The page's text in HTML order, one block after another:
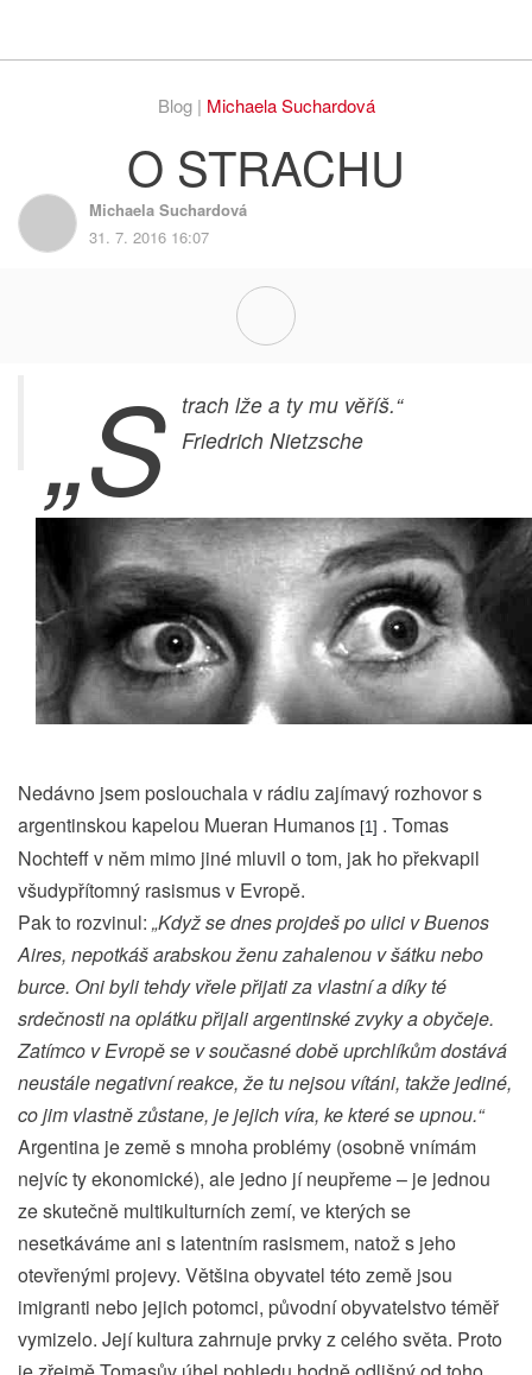
Blog | Michaela Suchardová
O STRACHU
Michaela Suchardová
31. 7. 2016 16:07
„S trach lže a ty mu věříš.“
Friedrich Nietzsche
Nedávno jsem poslouchala v rádiu zajímavý rozhovor s
argentinskou kapelou Mueran Humanos [1] . Tomas
Nochteff v něm mimo jiné mluvil o tom, jak ho překvapil
všudypřítomný rasismus v Evropě.
Pak to rozvinul: „Když se dnes projdeš po ulici v Buenos
Aires, nepotkáš arabskou ženu zahalenou v šátku nebo
burce. Oni byli tehdy vřele přijati za vlastní a díky té
srdečnosti na oplátku přijali argentinské zvyky a obyčeje.
Zatímco v Evropě se v současné době uprchlíkům dostává
neustále negativní reakce, že tu nejsou vítáni, takže jediné,
co jim vlastně zůstane, je jejich víra, ke které se upnou.“
Argentina je země s mnoha problémy (osobně vnímám
nejvíc ty ekonomické), ale jedno jí neupřeme – je jednou
ze skutečně multikulturních zemí, ve kterých se
nesetkáváme ani s latentním rasismem, natož s jeho
otevřenými projevy. Většina obyvatel této země jsou
imigranti nebo jejich potomci, původní obyvatelstvo téměř
vymizelo. Její kultura zahrnuje prvky z celého světa. Proto